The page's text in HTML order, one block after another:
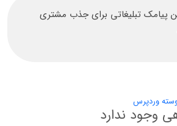
پیامک تبلیغاتی برای جذب مشتری
وردپرس
وجود ندارد